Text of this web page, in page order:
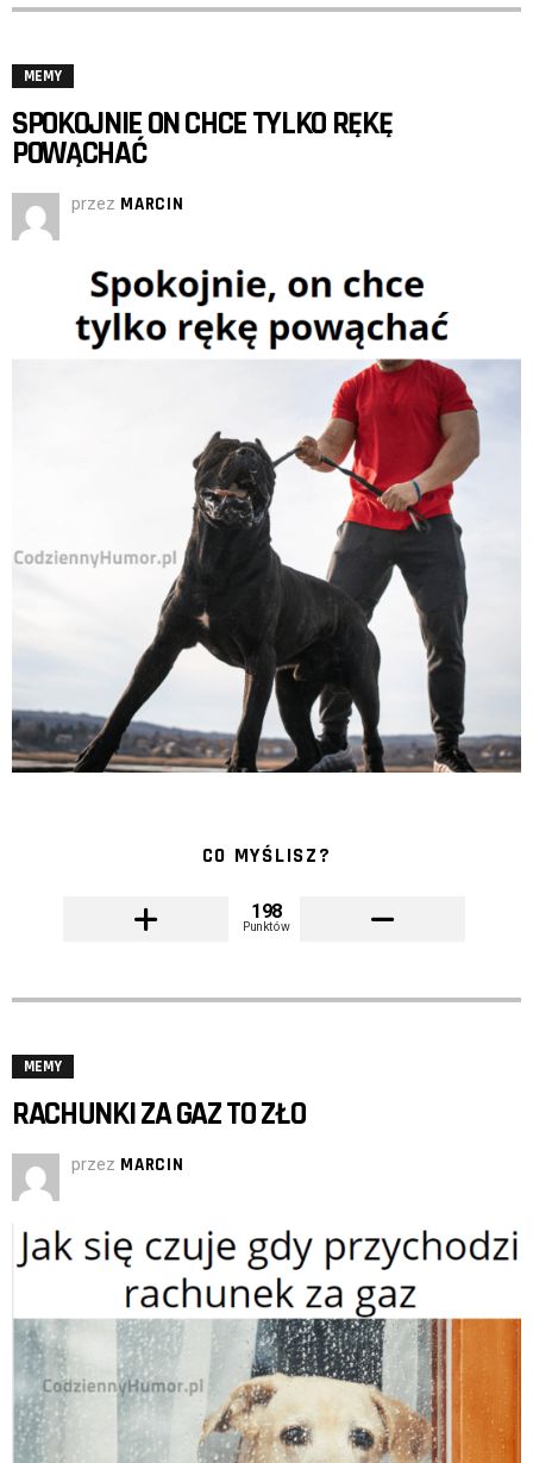
MEMY
SPOKOJNIE ON CHCE TYLKO RĘKĘ
POWĄCHAĆ
przez MARCIN
CO MYŚLISZ?
198
Punktów
MEMY
RACHUNKI ZA GAZ TO ZŁO
przez MARCIN